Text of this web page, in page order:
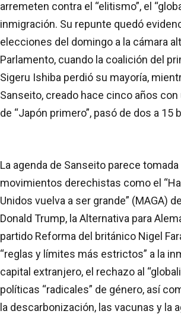
arremeten contra el “elitismo”, el
inmigración. Su repunte quedó
elecciones del domingo a la cámara
Parlamento, cuando la coalición del
Sigeru Ishiba perdió su mayoría,
Sanseito, creado hace cinco años
de “Japón primero”, pasó de dos a 15
La agenda de Sanseito parece
movimientos derechistas como el
Unidos vuelva a ser grande” (MAGA)
Donald Trump, la Alternativa para
partido Reforma del británico Nigel
“reglas y límites más estrictos” a la
capital extranjero, el rechazo al
políticas “radicales” de género, así
la descarbonización, las vacunas y la